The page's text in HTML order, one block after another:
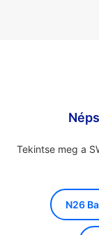
Tekintse meg a
N26